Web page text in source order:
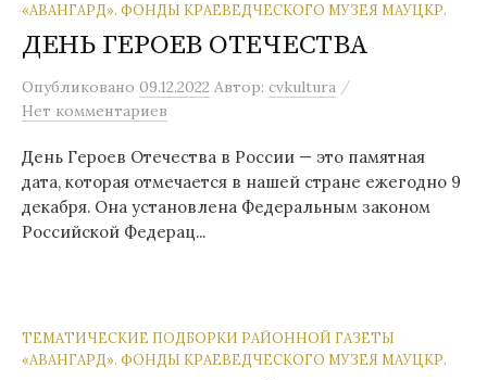
«АВАНГАРД». ФОНДЫ КРАЕВЕДЧЕСКОГО МУЗЕЯ МАУЦКР.
ДЕНЬ ГЕРОЕВ ОТЕЧЕСТВА
Опубликовано 09.12.2022 Автор: cvkultura /
Нет комментариев
День Героев Отечества в России — это памятная
дата, которая отмечается в нашей стране ежегодно 9
декабря. Она установлена Федеральным законом
Российской Федерац...
ТЕМАТИЧЕСКИЕ ПОДБОРКИ РАЙОННОЙ ГАЗЕТЫ
«АВАНГАРД». ФОНДЫ КРАЕВЕДЧЕСКОГО МУЗЕЯ МАУЦКР.